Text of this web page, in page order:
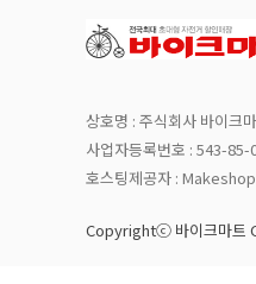
상호명 : 주식회사 바이크
사업자등록번호 : 543-85-
호스팅제공자 : Makeshop
Copyrightⓒ 바이크마트